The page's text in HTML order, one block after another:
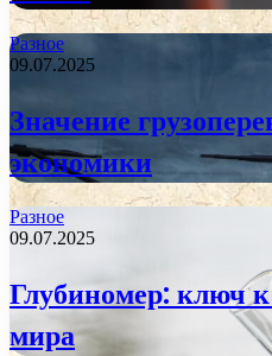
Разное
09.07.2025
Значение
экономики
Разное
09.07.2025
Глубиномер: ключ
мира